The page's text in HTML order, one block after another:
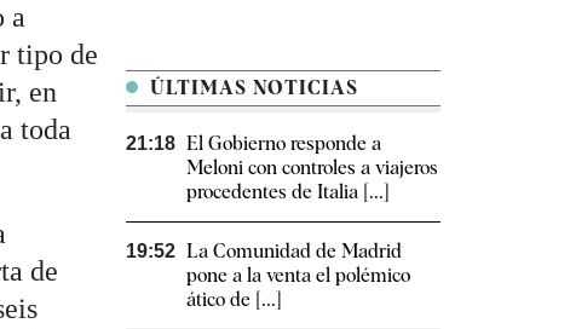
a
tipo de
en
toda
de
ÚLTIMAS NOTICIAS
21:18 El Gobierno responde a
Meloni con controles a viajeros
procedentes de Italia [...]
19:52 La Comunidad de Madrid
pone a la venta el polémico
ático de [...]